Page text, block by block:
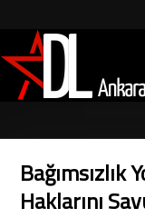
Bağımsızlık
Haklarını